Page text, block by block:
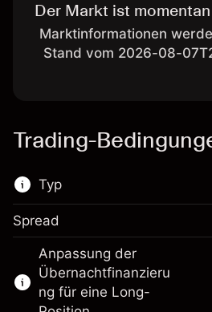
Der Markt ist
Marktinformationen
Stand vom 2026-08-
Trading-
Typ
Dieses Finanzinstrument
über CFDs und Knock-outs
Erfahren Sie mehr über:
Spread
Anpassung der
Übernachtfinanzieru
ng für eine Long-